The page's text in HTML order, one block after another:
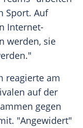
Sport. Auf
Internet-
werden, sie
reagierte am
auf der
gegen
"Angewidert"